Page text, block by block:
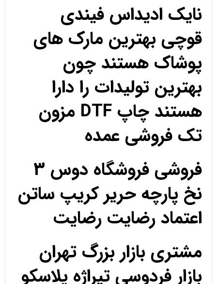
نایک ادیداس فیندی
قوچی بهترین مارک های
پوشاک هستند چون
بهترین تولیدات را دارا
هستند چاپ DTF مزون
تک فروشی عمده
فروشی فروشگاه دوس 3
نخ پارچه حریر کریپ ساتن
اعتماد رضایت رضایت
مشتری بازار بزرگ تهران
بازار فردوسی تیراژه پلاسکو